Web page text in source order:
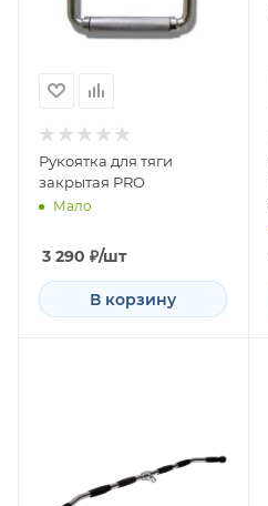
Рукоятка для тяги
закрытая PRO
Мало
3 290 ₽/шт
В корзину